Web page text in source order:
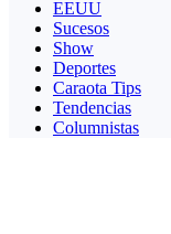
EEUU
Sucesos
Show
Deportes
Caraota Tips
Tendencias
Columnistas